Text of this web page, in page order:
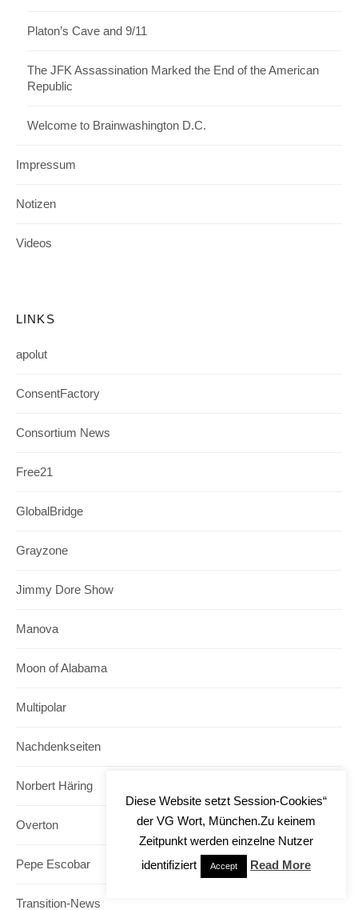
Platon’s Cave and 9/11
The JFK Assassination Marked the End of the American
Republic
Welcome to Brainwashington D.C.
Impressum
Notizen
Videos
LINKS
apolut
ConsentFactory
Consortium News
Free21
GlobalBridge
Grayzone
Jimmy Dore Show
Manova
Moon of Alabama
Multipolar
Nachdenkseiten
Norbert Häring
Overton
Pepe Escobar
Transition-News
Diese Website setzt Session-Cookies“
der VG Wort, München.Zu keinem
Zeitpunkt werden einzelne Nutzer
identifiziert
Accept Read More